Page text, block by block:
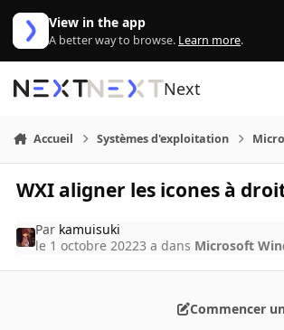
Aller au contenu
View in the app
A better way to browse. Learn more.
Next
Accueil Systèmes d'exploitation
WXI aligner les icones à
Par kamuisuki
le 1 octobre 20223 a dans Microsoft
Commencer